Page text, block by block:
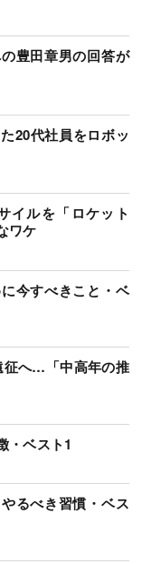
豊田章男の回答が
20代社員をロボッ
イルを「ロケット
ワケ
今すべきこと・ベ
征へ…「中高年の推
・ベスト1
るべき習慣・ベス